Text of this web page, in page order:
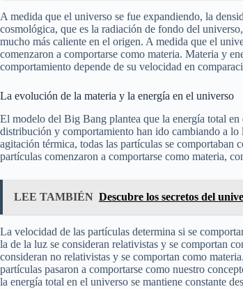
A medida que el universo se fue expandiendo, la
cosmológica, que es la radiación de fondo del
mucho más caliente en el origen. A medida que el
comenzaron a comportarse como materia. Materia y
comportamiento depende de su velocidad en
La evolución de la materia y la energía en el universo
El modelo del Big Bang plantea que la energía total
distribución y comportamiento han ido cambiando a
agitación térmica, todas las partículas se comportaban
partículas comenzaron a comportarse como materia,
LEE TAMBIÉN Descubre los secretos del
La velocidad de las partículas determina si se
la de la luz se consideran relativistas y se comportan
consideran no relativistas y se comportan como
partículas pasaron a comportarse como nuestro
la energía total en el universo se mantiene constante